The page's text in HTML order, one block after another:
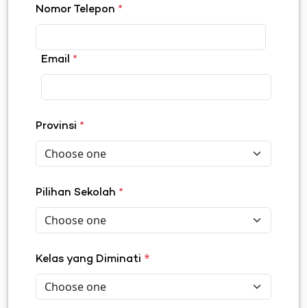
Nomor Telepon *
Email *
Provinsi *
Pilihan Sekolah *
Kelas yang Diminati *